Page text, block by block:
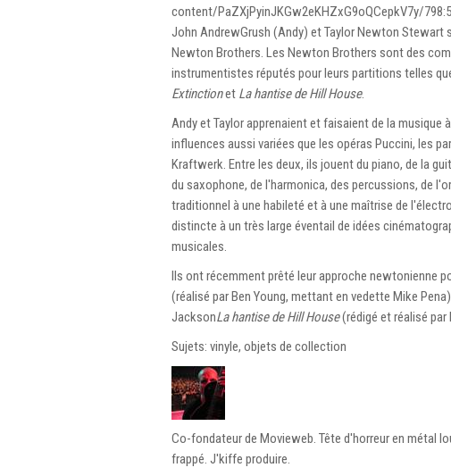
content/PaZXjPyinJKGw2eKHZxG9oQCepkV7y/
John AndrewGrush (Andy) et Taylor Newton
Newton Brothers. Les Newton Brothers sont des
instrumentistes réputés pour leurs partitions telles
Extinctionet La hantise de Hill House.
Andy et Taylor apprenaient et faisaient de la musique
influences aussi variées que les opéras Puccini, les
Kraftwerk. Entre les deux, ils jouent du piano, de la
du saxophone, de l'harmonica, des percussions, de
traditionnel à une habileté et à une maîtrise de
distincte à un très large éventail de idées
musicales.
Ils ont récemment prêté leur approche newtonienne
(réalisé par Ben Young, mettant en vedette Mike
JacksonLa hantise de Hill House(rédigé et réalisé par
Sujets: vinyle, objets de collection
Co-fondateur de Movieweb. Tête d'horreur en métal
frappé. J'kiffe produire.